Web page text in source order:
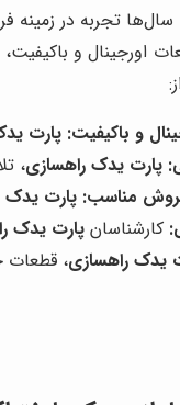
سال‌ها تجربه در زمینه
اورجینال و
و باکیفیت: پارت
پارت یدک راهسازی،
مناسب: پارت یدک
کارشناسان پارت یدک
یدک راهسازی، قطعات